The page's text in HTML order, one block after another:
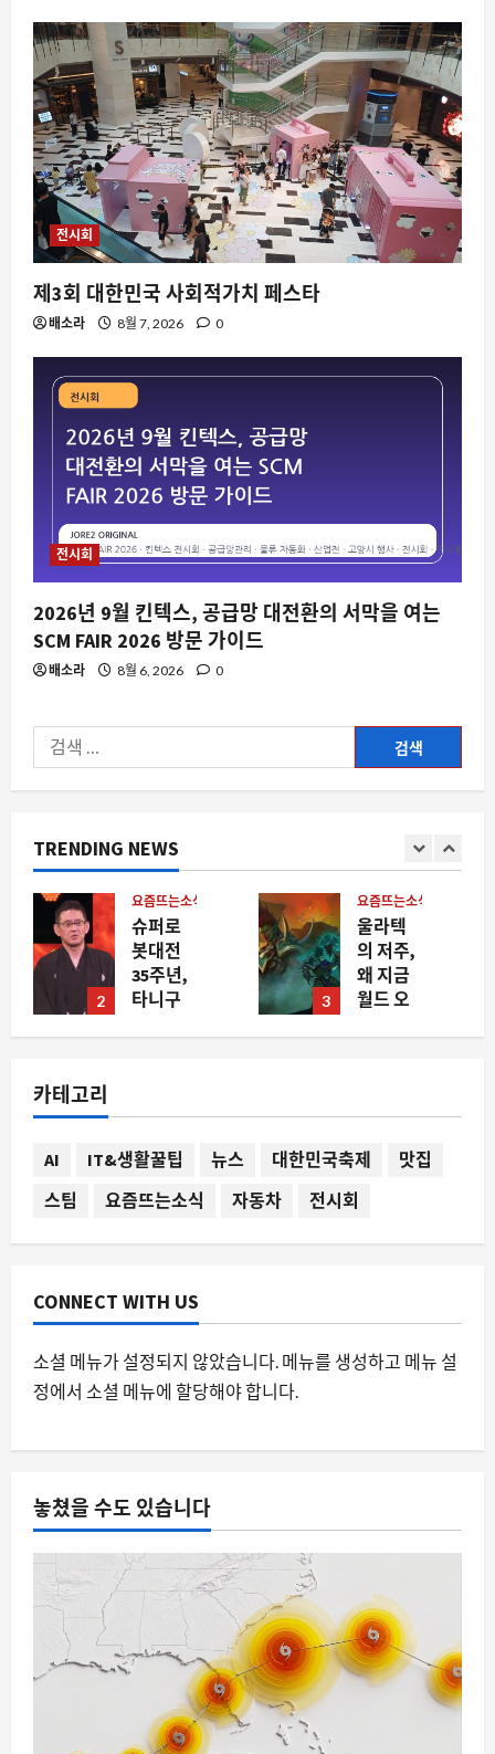
전시회
제3회 대한민국 사회적가치 페스타
배소라 8월 7, 2026 0
전시회
2026년 9월 킨텍스, 공급망 대전환의 서막을 여는
SCM FAIR 2026 방문 가이드
배소라 8월 6, 2026 0
색:
TRENDING NEWS
2
요즘뜨는소식
슈퍼로
봇대전
35주년,
타니구
재와 미
8월 9,
2026
3
요즘뜨는소식
울라텍
의 저주,
왜 지금
월드 오
겁게 달
8월 9,
2026
카테고리
AI IT&생활꿀팁 뉴스 대한민국축제
맛집
스팀
요즘뜨는소식 자동차 전시회
CONNECT WITH US
소셜 메뉴가 설정되지 않았습니다. 메뉴를 생성하고 메뉴 설
정에서 소셜 메뉴에 할당해야 합니다.
놓쳤을 수도 있습니다